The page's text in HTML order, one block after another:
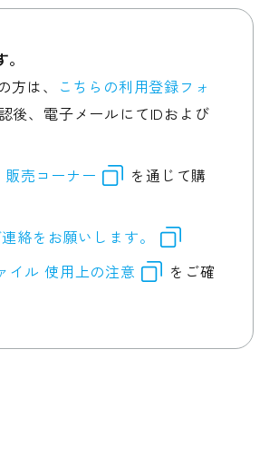
は、
こちらの利用登録フォ
後、電子メールにてIDおよび
販売コーナー
を通じて購
絡をお願いします。
イル 使用上の注意
をご確